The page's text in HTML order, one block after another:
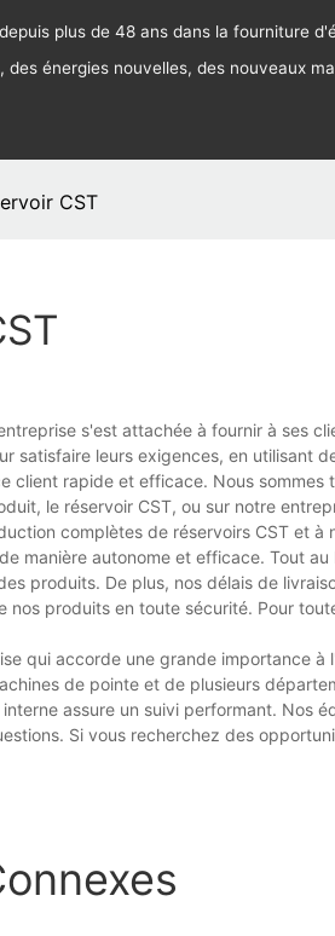
plus de 48 ans dans la fourniture
des énergies nouvelles, des nouveaux
CST
s'est attachée à fournir à ses
satisfaire leurs exigences, en utilisant
client rapide et efficace. Nous
le réservoir CST, ou sur notre
complètes de réservoirs CST et
manière autonome et efficace. Tout
produits. De plus, nos délais de
nos produits en toute sécurité. Pour
qui accorde une grande importance
de pointe et de plusieurs
assure un suivi performant. Nos
Si vous recherchez des